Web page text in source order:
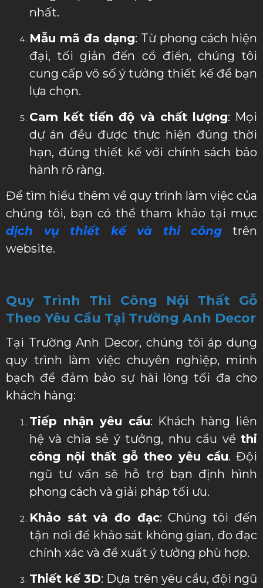
nhất.
Mẫu mã đa dạng: Từ phong cách hiện
đại, tối giản đến cổ điển, chúng tôi
cung cấp vô số ý tưởng thiết kế để bạn
lựa chọn.
Cam kết tiến độ và chất lượng: Mọi
dự án đều được thực hiện đúng thời
hạn, đúng thiết kế với chính sách bảo
hành rõ ràng.
Để tìm hiểu thêm về quy trình làm việc của
chúng tôi, bạn có thể tham khảo tại mục
dịch vụ thiết kế và thi công trên
website.
Quy Trình Thi Công Nội Thất Gỗ
Theo Yêu Cầu Tại Trường Anh Decor
Tại Trường Anh Decor, chúng tôi áp dụng
quy trình làm việc chuyên nghiệp, minh
bạch để đảm bảo sự hài lòng tối đa cho
khách hàng:
Tiếp nhận yêu cầu: Khách hàng liên
hệ và chia sẻ ý tưởng, nhu cầu về thi
công nội thất gỗ theo yêu cầu. Đội
ngũ tư vấn sẽ hỗ trợ bạn định hình
phong cách và giải pháp tối ưu.
Khảo sát và đo đạc: Chúng tôi đến
tận nơi để khảo sát không gian, đo đạc
chính xác và đề xuất ý tưởng phù hợp.
Thiết kế 3D: Dựa trên yêu cầu, đội ngũ